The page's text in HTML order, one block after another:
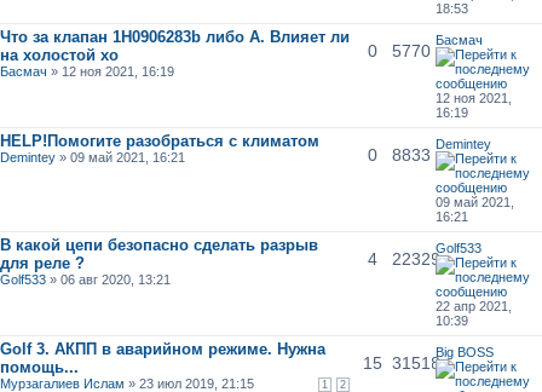
18:53
Что за клапан 1H0906283b либо А. Влияет ли
на холостой хо
Басмач » 12 ноя 2021, 16:19
0 5770
Басмач
12 ноя 2021,
16:19
HELP!Помогите разобраться с климатом
Demintey » 09 май 2021, 16:21 0 8833
Demintey
09 май 2021,
16:21
В какой цепи безопасно сделать разрыв
для реле ?
Golf533 » 06 авг 2020, 13:21
4 22329
Golf533
22 апр 2021,
10:39
Golf 3. АКПП в аварийном режиме. Нужна
помощь...
1 2
Мурзагалиев Ислам » 23 июл 2019, 21:15
15 31518
Big BOSS